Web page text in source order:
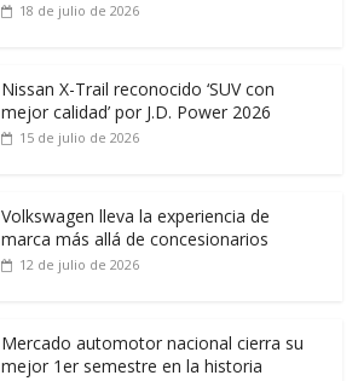
18 de julio de 2026
Nissan X-Trail reconocido ‘SUV con
mejor calidad’ por J.D. Power 2026
15 de julio de 2026
Volkswagen lleva la experiencia de
marca más allá de concesionarios
12 de julio de 2026
Mercado automotor nacional cierra su
mejor 1er semestre en la historia